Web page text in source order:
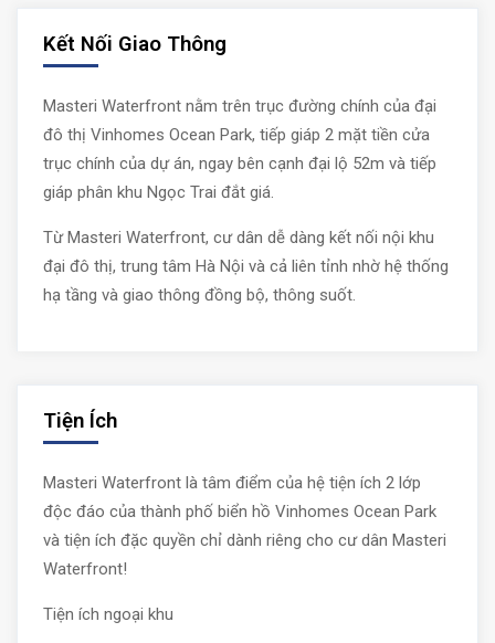
Kết Nối Giao Thông
Masteri Waterfront nằm trên trục đường chính của đại
đô thị Vinhomes Ocean Park, tiếp giáp 2 mặt tiền cửa
trục chính của dự án, ngay bên cạnh đại lộ 52m và tiếp
giáp phân khu Ngọc Trai đắt giá.
Từ Masteri Waterfront, cư dân dễ dàng kết nối nội khu
đại đô thị, trung tâm Hà Nội và cả liên tỉnh nhờ hệ thống
hạ tầng và giao thông đồng bộ, thông suốt.
Tiện Ích
Masteri Waterfront là tâm điểm của hệ tiện ích 2 lớp
độc đáo của thành phố biển hồ Vinhomes Ocean Park
và tiện ích đặc quyền chỉ dành riêng cho cư dân Masteri
Waterfront!
Tiện ích ngoại khu